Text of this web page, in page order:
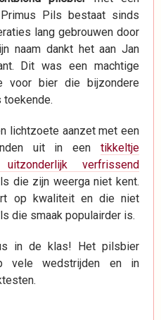
Pils bestaat sinds
lang gebrouwen door
naam dankt het aan Jan
Dit was een machtige
voor bier die bijzondere
toekende.
lichtzoete aanzet met een
uit in een tikkeltje
verfrissend
die zijn weerga niet kent.
op kwaliteit en die niet
die smaak populairder is.
in de klas! Het pilsbier
vele wedstrijden en in